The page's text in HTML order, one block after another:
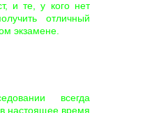
и те, у кого нет
отличный
экзамене.
всегда
настоящее время